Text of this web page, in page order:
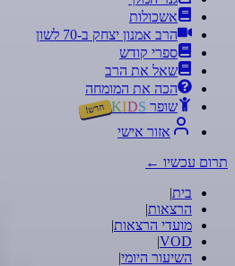
אשכולות
הרב אמנון יצחק ב-70 לשון
ספרי קודש
שאל את הרב
הכה את המומחה
שופר
KIDS חדש!
אזור אישי
תרום עכשיו ←
בית|
הרצאות|
מועדי הרצאות|
VOD
|
השיעור היומי|